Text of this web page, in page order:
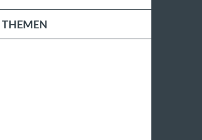
THEMEN